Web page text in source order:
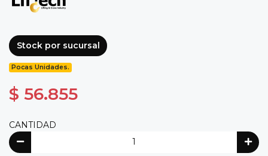
Stock por sucursal
Pocas Unidades.
$ 56.855
CANTIDAD